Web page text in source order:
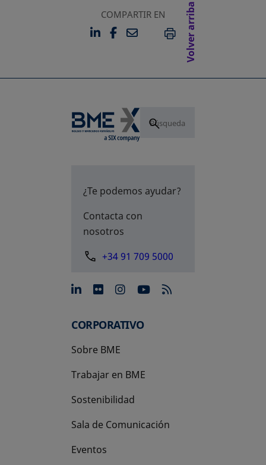
COMPARTIR EN
LINKEDIN
SE ABRE EN UNA PESTAÑA
FACEBOOK
SE ABRE EN UNA
EMAILIMPRIMIR
Volver arriba
¿Te podemos ayudar?
Contacta con
nosotros
+34 91 709 5000
se abre en una pestaña
se abre en una pestaña
se abre en una
se abre en una
CORPORATIVO
Sobre BME
Trabajar en BME
Sostenibilidad
Sala de Comunicación
Eventos